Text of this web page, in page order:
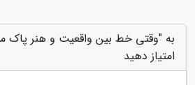
به "وقتی خط بین واقعیت و هنر پاک
امتیاز دهید